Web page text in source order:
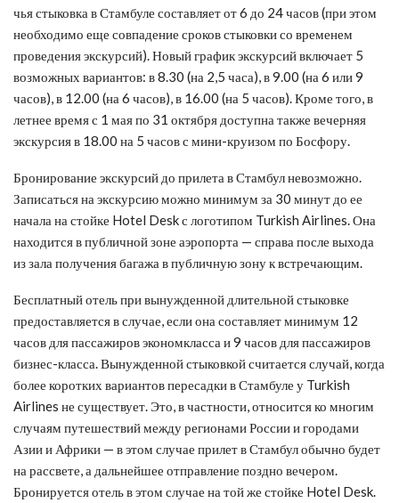
чья стыковка в Стамбуле составляет от 6 до 24 часов (при этом
необходимо еще совпадение сроков стыковки со временем
проведения экскурсий). Новый график экскурсий включает 5
возможных вариантов: в 8.30 (на 2,5 часа), в 9.00 (на 6 или 9
часов), в 12.00 (на 6 часов), в 16.00 (на 5 часов). Кроме того, в
летнее время с 1 мая по 31 октября доступна также вечерняя
экскурсия в 18.00 на 5 часов с мини-круизом по Босфору.
Бронирование экскурсий до прилета в Стамбул невозможно.
Записаться на экскурсию можно минимум за 30 минут до ее
начала на стойке Hotel Desk с логотипом Turkish Airlines. Она
находится в публичной зоне аэропорта — справа после выхода
из зала получения багажа в публичную зону к встречающим.
Бесплатный отель при вынужденной длительной стыковке
предоставляется в случае, если она составляет минимум 12
часов для пассажиров экономкласса и 9 часов для пассажиров
бизнес-класса. Вынужденной стыковкой считается случай, когда
более коротких вариантов пересадки в Стамбуле у Turkish
Airlines не существует. Это, в частности, относится ко многим
случаям путешествий между регионами России и городами
Азии и Африки — в этом случае прилет в Стамбул обычно будет
на рассвете, а дальнейшее отправление поздно вечером.
Бронируется отель в этом случае на той же стойке Hotel Desk.